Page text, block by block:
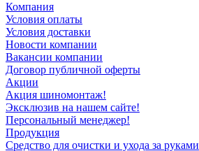
Компания
Условия оплаты
Условия доставки
Новости компании
Вакансии компании
Договор публичной оферты
Акции
Акция шиномонтаж!
Эксклюзив на нашем сайте!
Персональный менеджер!
Продукция
Средство для очистки и ухода за руками